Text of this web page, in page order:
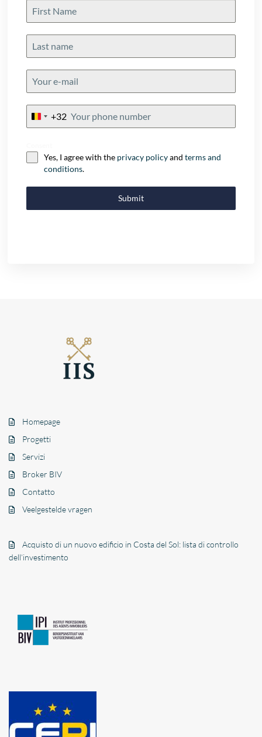
Belgium
+32
Yes, I agree with the privacy policyandterms and
conditions.
Submit
Homepage
Progetti
Servizi
Broker BIV
Contatto
Veelgestelde vragen
Acquisto di un nuovo edificio in Costa del Sol: lista di controllo
dell’investimento